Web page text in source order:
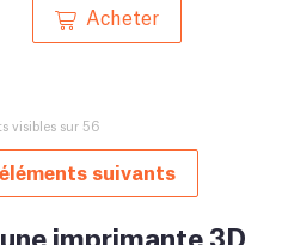
Acheter
visibles sur 56
suivants
imprimante 3D